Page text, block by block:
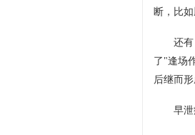
断，比
还
了"逢场
后继而形
早